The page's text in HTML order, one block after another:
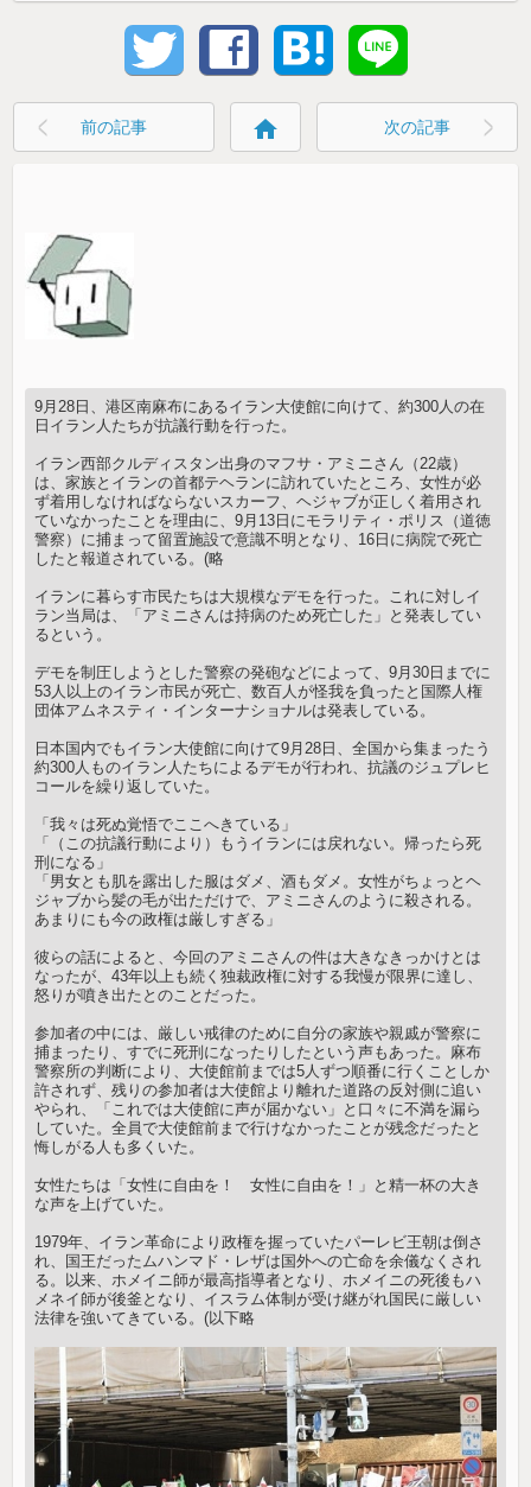
前の記事 home 次の記事
9月28日、港区南麻布にあるイラン大使館に向けて、約300人の在
日イラン人たちが抗議行動を行った。
イラン西部クルディスタン出身のマフサ・アミニさん（22歳）
は、家族とイランの首都テヘランに訪れていたところ、女性が必
ず着用しなければならないスカーフ、ヘジャブが正しく着用され
ていなかったことを理由に、9月13日にモラリティ・ポリス（道徳
警察）に捕まって留置施設で意識不明となり、16日に病院で死亡
したと報道されている。(略
イランに暮らす市民たちは大規模なデモを行った。これに対しイ
ラン当局は、「アミニさんは持病のため死亡した」と発表してい
るという。
デモを制圧しようとした警察の発砲などによって、9月30日までに
53人以上のイラン市民が死亡、数百人が怪我を負ったと国際人権
団体アムネスティ・インターナショナルは発表している。
日本国内でもイラン大使館に向けて9月28日、全国から集まったう
約300人ものイラン人たちによるデモが行われ、抗議のジュプレヒ
コールを繰り返していた。
「我々は死ぬ覚悟でここへきている」
「（この抗議行動により）もうイランには戻れない。帰ったら死
刑になる」
「男女とも肌を露出した服はダメ、酒もダメ。女性がちょっとヘ
ジャブから髪の毛が出ただけで、アミニさんのように殺される。
あまりにも今の政権は厳しすぎる」
彼らの話によると、今回のアミニさんの件は大きなきっかけとは
なったが、43年以上も続く独裁政権に対する我慢が限界に達し、
怒りが噴き出たとのことだった。
参加者の中には、厳しい戒律のために自分の家族や親戚が警察に
捕まったり、すでに死刑になったりしたという声もあった。麻布
警察所の判断により、大使館前までは5人ずつ順番に行くことしか
許されず、残りの参加者は大使館より離れた道路の反対側に追い
やられ、「これでは大使館に声が届かない」と口々に不満を漏ら
していた。全員で大使館前まで行けなかったことが残念だったと
悔しがる人も多くいた。
女性たちは「女性に自由を！ 女性に自由を！」と精一杯の大き
な声を上げていた。
1979年、イラン革命により政権を握っていたパーレビ王朝は倒さ
れ、国王だったムハンマド・レザは国外への亡命を余儀なくされ
る。以来、ホメイニ師が最高指導者となり、ホメイニの死後もハ
メネイ師が後釜となり、イスラム体制が受け継がれ国民に厳しい
法律を強いてきている。(以下略